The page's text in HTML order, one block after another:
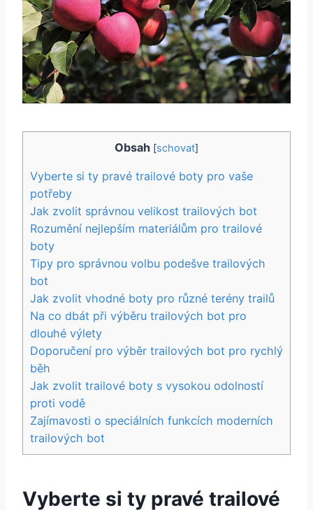
Obsah [schovat]
Vyberte ‌si ​ty ⁣pravé trailové boty pro vaše
‌potřeby
Jak zvolit ⁢správnou velikost trailových ⁤bot
Rozumění nejlepším materiálům pro trailové⁢
boty
Tipy pro správnou volbu⁣ podešve trailových
bot
Jak zvolit vhodné ​boty pro různé terény trailů
Na co dbát při výběru trailových bot pro
dlouhé výlety
Doporučení pro výběr trailových bot pro rychlý
běh
Jak zvolit trailové boty ⁣s vysokou odolností
proti vodě
Zajímavosti o speciálních funkcích moderních
trailových bot
Vyberte ‌si ​ty ⁣pravé trailové